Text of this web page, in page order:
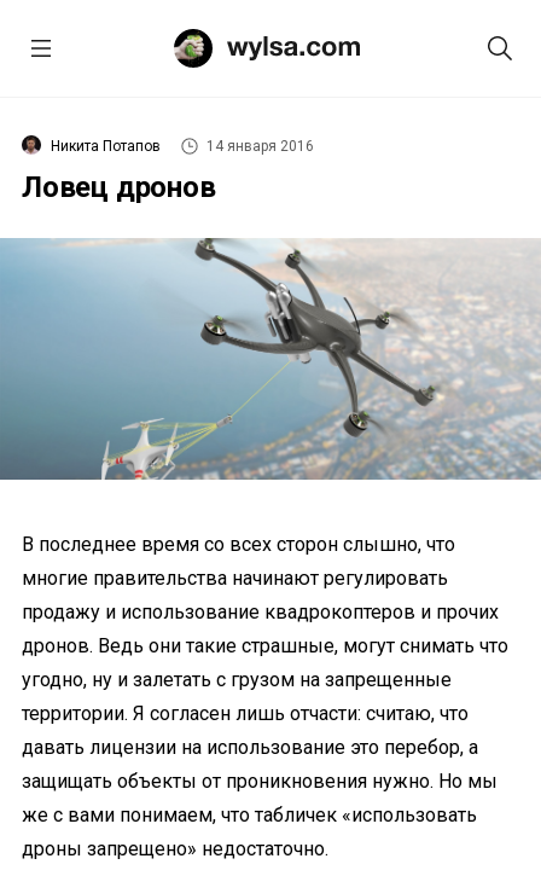
Никита Потапов 14 января 2016
Ловец дронов
В последнее время со всех сторон слышно, что
многие правительства начинают регулировать
продажу и использование квадрокоптеров и прочих
дронов. Ведь они такие страшные, могут снимать что
угодно, ну и залетать с грузом на запрещенные
территории. Я согласен лишь отчасти: считаю, что
давать лицензии на использование это перебор, а
защищать объекты от проникновения нужно. Но мы
же с вами понимаем, что табличек «использовать
дроны запрещено» недостаточно.